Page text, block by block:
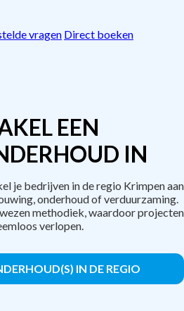
vragen Direct boeken
EEN
IN
je bedrijven in de regio Krimpen aan
onderhoud of verduurzaming.
methodiek, waardoor projecten
verlopen.
IN DE REGIO